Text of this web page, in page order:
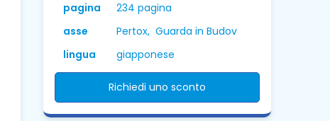
pagina
234 pagina
asse
Pertox, Guarda in Budov
lingua
giapponese
Richiedi uno sconto